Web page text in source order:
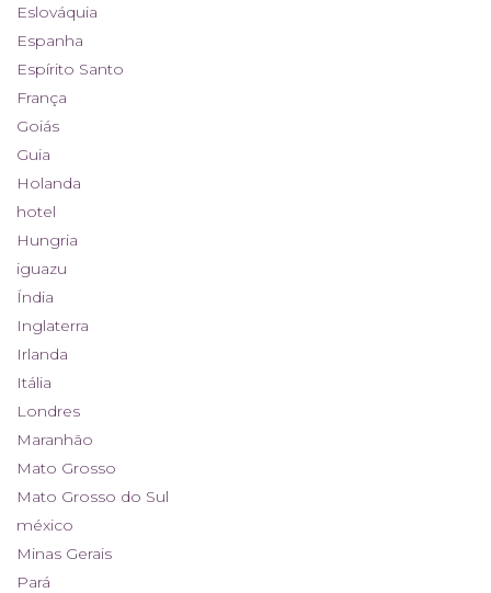
Eslováquia
Espanha
Espírito Santo
França
Goiás
Guia
Holanda
hotel
Hungria
iguazu
Índia
Inglaterra
Irlanda
Itália
Londres
Maranhão
Mato Grosso
Mato Grosso do Sul
méxico
Minas Gerais
Pará